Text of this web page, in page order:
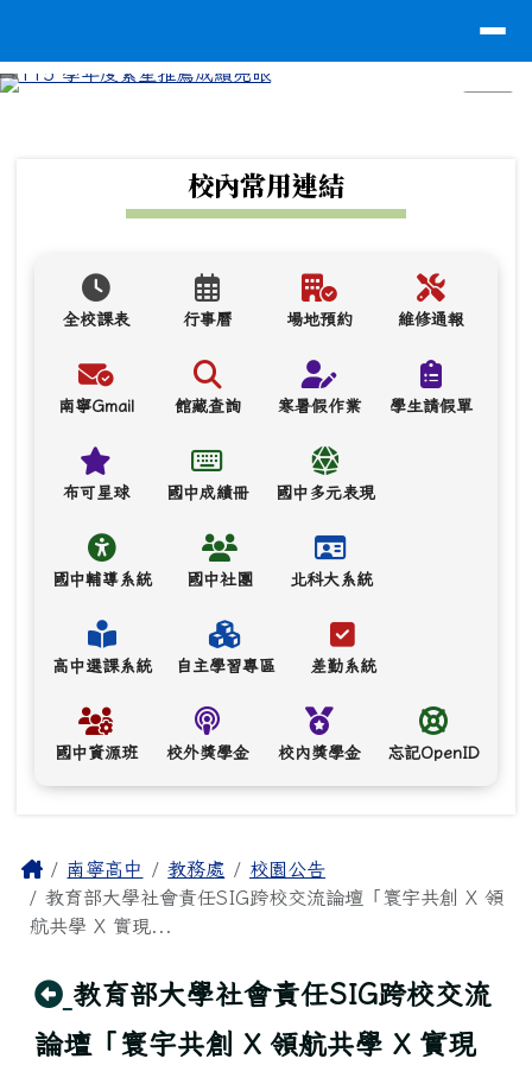
校內常用連結
全校課表 行事曆 場地預約 維修通報
南寧Gmail 館藏查詢 寒暑假作業 學生請假單
布可星球 國中成績冊 國中多元表現
國中輔導系統 國中社團 北科大系統
高中選課系統 自主學習專區 差勤系統
國中資源班 校外獎學金 校內獎學金 忘記OpenID
主內容區域
Home南寧高中 教務處
校園公告
教育部大學社會責任SIG跨校交流論壇「寰宇共創 X 領
航共學 X 實現...
回上頁
教育部大學社會責任SIG跨校交流
論壇「寰宇共創 X 領航共學 X 實現